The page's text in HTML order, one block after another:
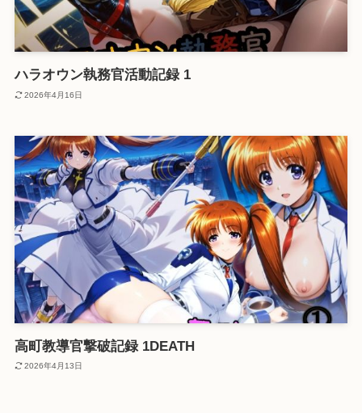
ハラオウン執務官活動記録 1
2026年4月16日
高町教導官撃破記録 1DEATH
2026年4月13日